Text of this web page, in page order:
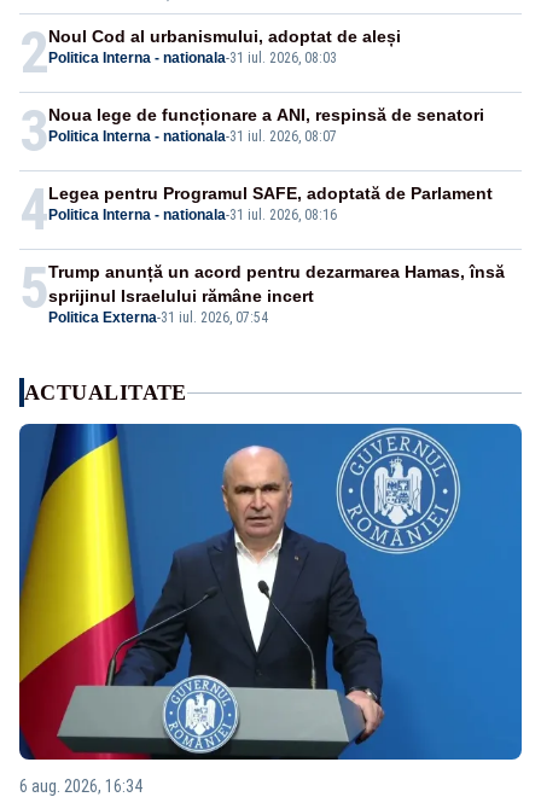
2 Politica Interna - nationala-31 iul. 2026, 08:03
Noul Cod al urbanismului, adoptat de aleși
3 Politica Interna - nationala-31 iul. 2026, 08:07
Noua lege de funcționare a ANI, respinsă de senatori
4 Politica Interna - nationala-31 iul. 2026, 08:16
Legea pentru Programul SAFE, adoptată de Parlament
5 Politica Externa-31 iul. 2026, 07:54
Trump anunță un acord pentru dezarmarea Hamas, însă
sprijinul Israelului rămâne incert
ACTUALITATE
6 aug. 2026, 16:34